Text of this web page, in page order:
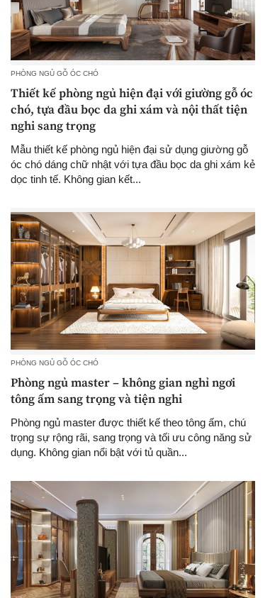
PHÒNG NGỦ GỖ ÓC CHÓ
Thiết kế phòng ngủ hiện đại với giường gỗ óc
chó, tựa đầu bọc da ghi xám và nội thất tiện
nghi sang trọng
Mẫu thiết kế phòng ngủ hiện đại sử dụng giường gỗ
óc chó dáng chữ nhật với tựa đầu bọc da ghi xám kẻ
dọc tinh tế. Không gian kết...
PHÒNG NGỦ GỖ ÓC CHÓ
Phòng ngủ master – không gian nghỉ ngơi
tông ấm sang trọng và tiện nghi
Phòng ngủ master được thiết kế theo tông ấm, chú
trọng sự rộng rãi, sang trọng và tối ưu công năng sử
dụng. Không gian nổi bật với tủ quần...